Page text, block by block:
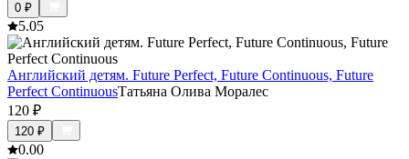
0 ₽
5.05
Английский детям. Future Perfect, Future Continuous, Future
Perfect ContinuousТатьяна Олива Моралес
120 ₽
120 ₽
0.00